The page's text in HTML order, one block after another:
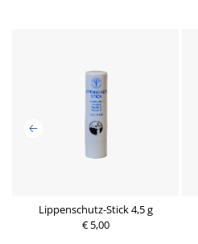
Lippenschutz-Stick 4,5 g
€ 5,00